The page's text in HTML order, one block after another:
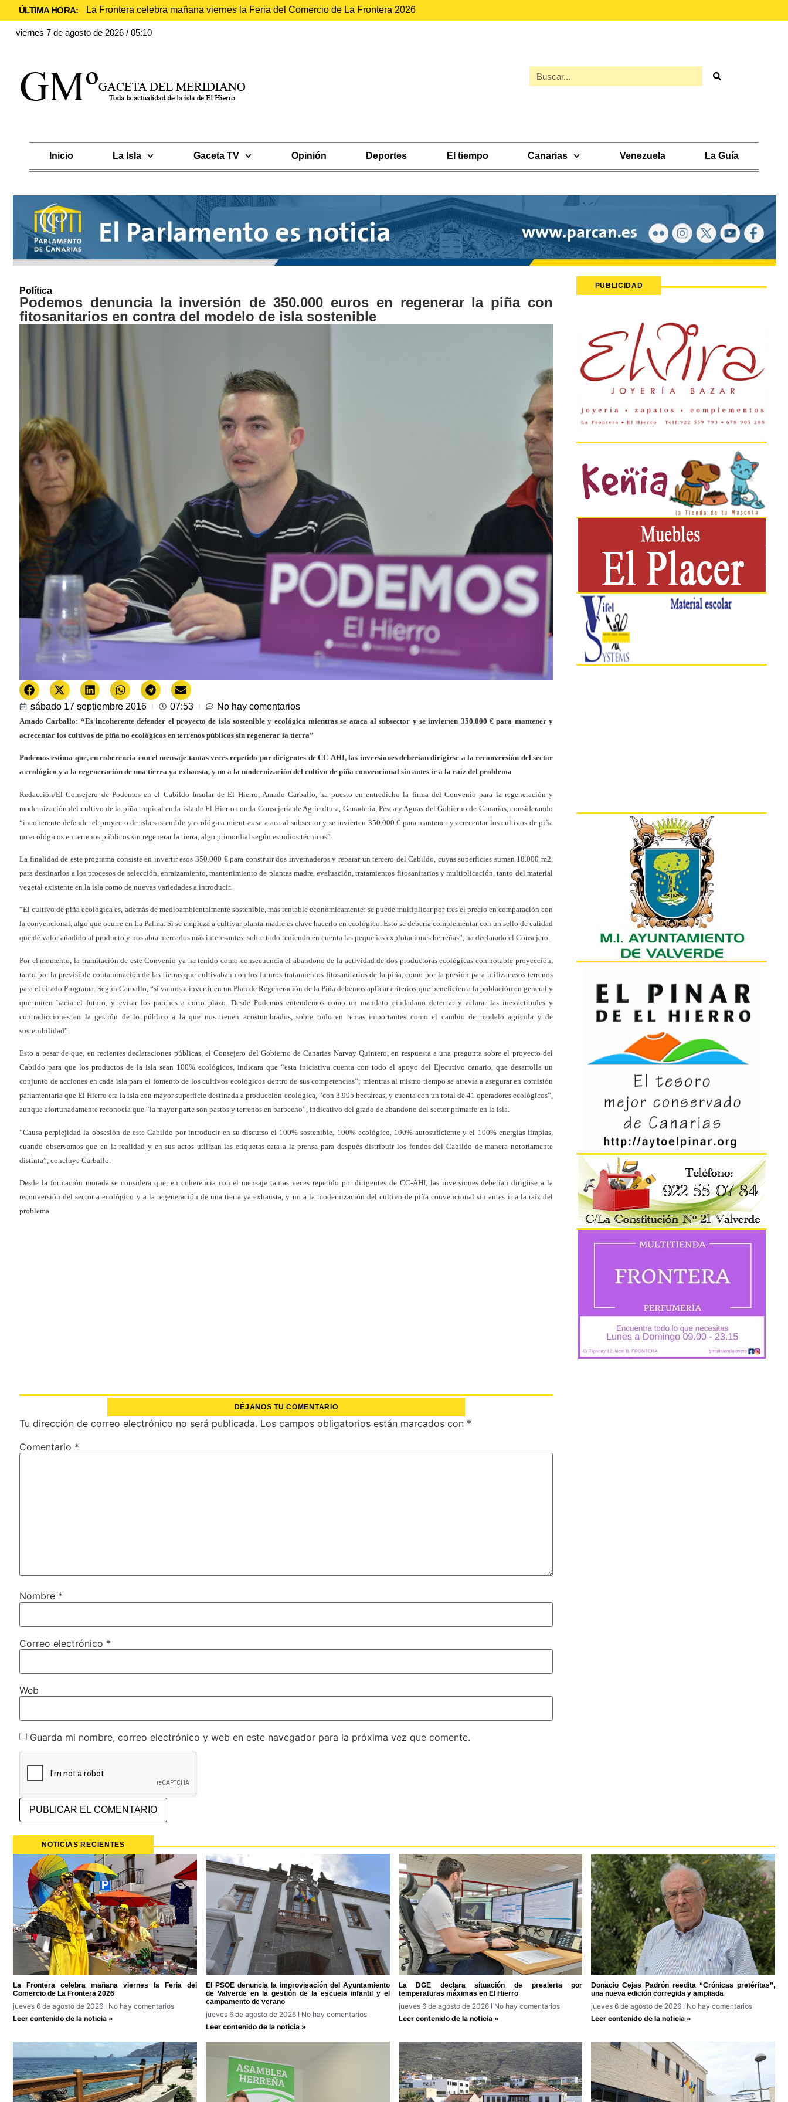
ÚLTIMA HORA: La Frontera celebra mañana viernes la Feria del Comercio de La Frontera 2026
viernes 7 de agosto de 2026 / 05:10
Inicio La Isla Gaceta TV Opinión Deportes El tiempo Canarias Venezuela La Guía
Política
Podemos denuncia la inversión de 350.000 euros en regenerar la piña con
fitosanitarios en contra del modelo de isla sostenible
sábado 17 septiembre 2016 07:53 No hay comentarios
Amado Carballo: “Es incoherente defender el proyecto de isla sostenible y ecológica mientras se ataca al subsector y se invierten 350.000 € para mantener y
acrecentar los cultivos de piña no ecológicos en terrenos públicos sin regenerar la tierra”
Podemos estima que, en coherencia con el mensaje tantas veces repetido por dirigentes de CC-AHI, las inversiones deberían dirigirse a la reconversión del sector
a ecológico y a la regeneración de una tierra ya exhausta, y no a la modernización del cultivo de piña convencional sin antes ir a la raíz del problema
Redacción/El Consejero de Podemos en el Cabildo Insular de El Hierro, Amado Carballo, ha puesto en entredicho la firma del Convenio para la regeneración y
modernización del cultivo de la piña tropical en la isla de El Hierro con la Consejería de Agricultura, Ganadería, Pesca y Aguas del Gobierno de Canarias, considerando
“incoherente defender el proyecto de isla sostenible y ecológica mientras se ataca al subsector y se invierten 350.000 € para mantener y acrecentar los cultivos de piña
no ecológicos en terrenos públicos sin regenerar la tierra, algo primordial según estudios técnicos”.
La finalidad de este programa consiste en invertir esos 350.000 € para construir dos invernaderos y reparar un tercero del Cabildo, cuyas superficies suman 18.000 m2,
para destinarlos a los procesos de selección, enraizamiento, mantenimiento de plantas madre, evaluación, tratamientos fitosanitarios y multiplicación, tanto del material
vegetal existente en la isla como de nuevas variedades a introducir.
“El cultivo de piña ecológica es, además de medioambientalmente sostenible, más rentable económicamente: se puede multiplicar por tres el precio en comparación con
la convencional, algo que ocurre en La Palma. Si se empieza a cultivar planta madre es clave hacerlo en ecológico. Esto se debería complementar con un sello de calidad
que dé valor añadido al producto y nos abra mercados más interesantes, sobre todo teniendo en cuenta las pequeñas explotaciones herreñas”, ha declarado el Consejero.
Por el momento, la tramitación de este Convenio ya ha tenido como consecuencia el abandono de la actividad de dos productoras ecológicas con notable proyección,
tanto por la previsible contaminación de las tierras que cultivaban con los futuros tratamientos fitosanitarios de la piña, como por la presión para utilizar esos terrenos
para el citado Programa. Según Carballo, “si vamos a invertir en un Plan de Regeneración de la Piña debemos aplicar criterios que beneficien a la población en general y
que miren hacia el futuro, y evitar los parches a corto plazo. Desde Podemos entendemos como un mandato ciudadano detectar y aclarar las inexactitudes y
contradicciones en la gestión de lo público a la que nos tienen acostumbrados, sobre todo en temas importantes como el cambio de modelo agrícola y de
sostenibilidad”.
Esto a pesar de que, en recientes declaraciones públicas, el Consejero del Gobierno de Canarias Narvay Quintero, en respuesta a una pregunta sobre el proyecto del
Cabildo para que los productos de la isla sean 100% ecológicos, indicara que “esta iniciativa cuenta con todo el apoyo del Ejecutivo canario, que desarrolla un
conjunto de acciones en cada isla para el fomento de los cultivos ecológicos dentro de sus competencias”; mientras al mismo tiempo se atrevía a asegurar en comisión
parlamentaria que El Hierro era la isla con mayor superficie destinada a producción ecológica, “con 3.995 hectáreas, y cuenta con un total de 41 operadores ecológicos”,
aunque afortunadamente reconocía que “la mayor parte son pastos y terrenos en barbecho”, indicativo del grado de abandono del sector primario en la isla.
“Causa perplejidad la obsesión de este Cabildo por introducir en su discurso el 100% sostenible, 100% ecológico, 100% autosuficiente y el 100% energías limpias,
cuando observamos que en la realidad y en sus actos utilizan las etiquetas cara a la prensa para después distribuir los fondos del Cabildo de manera notoriamente
distinta”, concluye Carballo.
Desde la formación morada se considera que, en coherencia con el mensaje tantas veces repetido por dirigentes de CC-AHI, las inversiones deberían dirigirse a la
reconversión del sector a ecológico y a la regeneración de una tierra ya exhausta, y no a la modernización del cultivo de piña convencional sin antes ir a la raíz del
problema.
DÉJANOS TU COMENTARIO
Tu dirección de correo electrónico no será publicada. Los campos obligatorios están marcados con *
Comentario *
Nombre *
Correo electrónico *
Web
Guarda mi nombre, correo electrónico y web en este navegador para la próxima vez que comente.
PUBLICIDAD
NOTICIAS RECIENTES
La Frontera celebra mañana viernes la Feria del
Comercio de La Frontera 2026
jueves 6 de agosto de 2026
No hay comentarios
Leer contenido de la noticia »
El PSOE denuncia la improvisación del Ayuntamiento
de Valverde en la gestión de la escuela infantil y el
campamento de verano
jueves 6 de agosto de 2026
No hay comentarios
Leer contenido de la noticia »
La DGE declara situación de prealerta por
temperaturas máximas en El Hierro
jueves 6 de agosto de 2026
No hay comentarios
Leer contenido de la noticia »
Donacio Cejas Padrón reedita “Crónicas pretéritas”,
una nueva edición corregida y ampliada
jueves 6 de agosto de 2026
No hay comentarios
Leer contenido de la noticia »